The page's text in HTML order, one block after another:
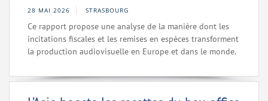
28 MAI 2026 STRASBOURG
Ce rapport propose une analyse de la manière dont les
incitations fiscales et les remises en espèces transforment
la production audiovisuelle en Europe et dans le monde.